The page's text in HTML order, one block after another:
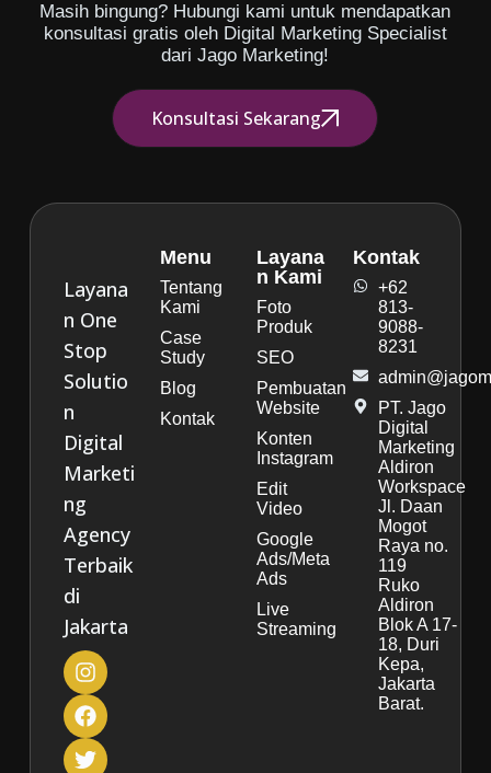
Masih bingung? Hubungi kami untuk mendapatkan
konsultasi gratis oleh Digital Marketing Specialist
dari Jago Marketing!
Konsultasi Sekarang
Layana
n One
Stop
Solutio
n
Digital
Marketi
ng
Agency
Terbaik
di
Jakarta
Menu
Tentang
Kami
Case
Study
Blog
Kontak
Layana
n Kami
Foto
Produk
SEO
Pembuatan
Website
Konten
Instagram
Edit
Video
Google
Ads/Meta
Ads
Live
Streaming
Kontak
+62
813-
9088-
8231
PT. Jago
Digital
Marketing
Aldiron
Workspace
Jl. Daan
Mogot
Raya no.
119
Ruko
Aldiron
Blok A 17-
18, Duri
Kepa,
Jakarta
Barat.